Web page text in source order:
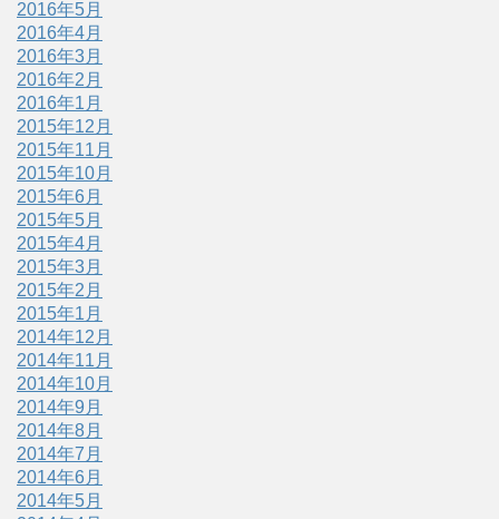
2016年5月
2016年4月
2016年3月
2016年2月
2016年1月
2015年12月
2015年11月
2015年10月
2015年6月
2015年5月
2015年4月
2015年3月
2015年2月
2015年1月
2014年12月
2014年11月
2014年10月
2014年9月
2014年8月
2014年7月
2014年6月
2014年5月